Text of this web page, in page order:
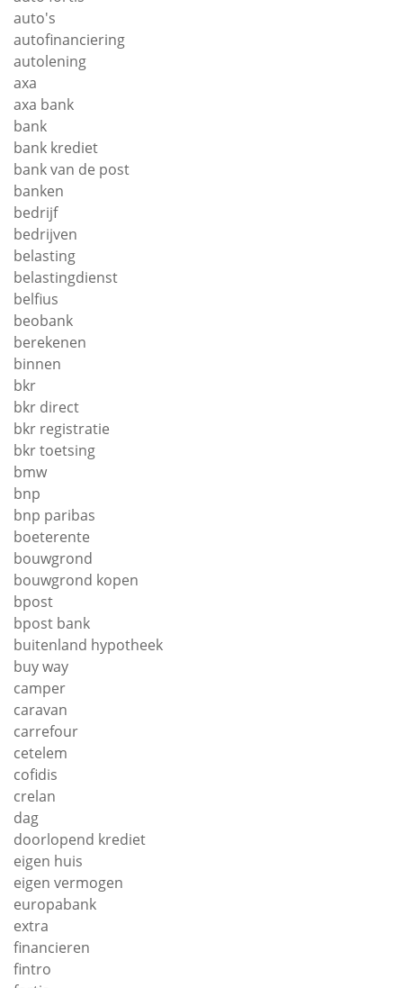
auto's
autofinanciering
autolening
axa
axa bank
bank
bank krediet
bank van de post
banken
bedrijf
bedrijven
belasting
belastingdienst
belfius
beobank
berekenen
binnen
bkr
bkr direct
bkr registratie
bkr toetsing
bmw
bnp
bnp paribas
boeterente
bouwgrond
bouwgrond kopen
bpost
bpost bank
buitenland hypotheek
buy way
camper
caravan
carrefour
cetelem
cofidis
crelan
dag
doorlopend krediet
eigen huis
eigen vermogen
europabank
extra
financieren
fintro